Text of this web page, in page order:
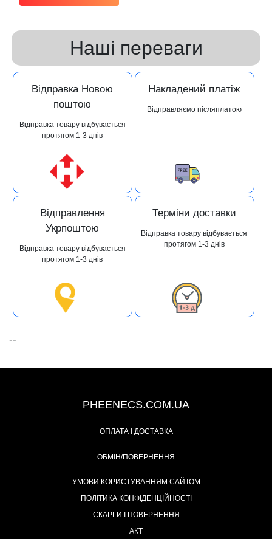
Наші переваги
Відправка Новою
поштою
Відправка товару відбувається
протягом 1-3 днів
Накладений платіж
Відправляємо післяплатою
Відправлення
Укрпоштою
Відправка товару відбувається
протягом 1-3 днів
Терміни доставки
Відправка товару відбувається
протягом 1-3 днів
--
PHEENECS.COM.UA
ОПЛАТА І ДОСТАВКА
ОБМІН/ПОВЕРНЕННЯ
УМОВИ КОРИСТУВАННЯМ САЙТОМ
ПОЛІТИКА КОНФІДЕНЦІЙНОСТІ
СКАРГИ І ПОВЕРНЕННЯ
АКТ